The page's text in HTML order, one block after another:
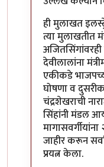
ही मुलाखत
त्या मुलाखतीत
अजितसिंगांवरही
देवीलालांना
एकीकडे
घोषणा व
चंद्रशेखराची
सिंहांनी मंडल
जाहीर करून
प्रयत्न केला.